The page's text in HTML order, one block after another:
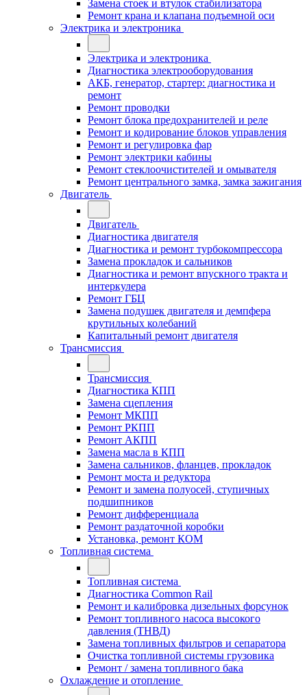
Замена стоек и втулок стабилизатора
Ремонт крана и клапана подъемной оси
Электрика и электроника
Электрика и электроника
Диагностика электрооборудования
АКБ, генератор, стартер: диагностика и
ремонт
Ремонт проводки
Ремонт блока предохранителей и реле
Ремонт и кодирование блоков управления
Ремонт и регулировка фар
Ремонт электрики кабины
Ремонт стеклоочистителей и омывателя
Ремонт центрального замка, замка зажигания
Двигатель
Двигатель
Диагностика двигателя
Диагностика и ремонт турбокомпрессора
Замена прокладок и сальников
Диагностика и ремонт впускного тракта и
интеркулера
Ремонт ГБЦ
Замена подушек двигателя и демпфера
крутильных колебаний
Капитальный ремонт двигателя
Трансмиссия
Трансмиссия
Диагностика КПП
Замена сцепления
Ремонт МКПП
Ремонт РКПП
Ремонт АКПП
Замена масла в КПП
Замена сальников, фланцев, прокладок
Ремонт моста и редуктора
Ремонт и замена полуосей, ступичных
подшипников
Ремонт дифференциала
Ремонт раздаточной коробки
Установка, ремонт КОМ
Топливная система
Топливная система
Диагностика Common Rail
Ремонт и калибровка дизельных форсунок
Ремонт топливного насоса высокого
давления (ТНВД)
Замена топливных фильтров и сепаратора
Очистка топливной системы грузовика
Ремонт / замена топливного бака
Охлаждение и отопление